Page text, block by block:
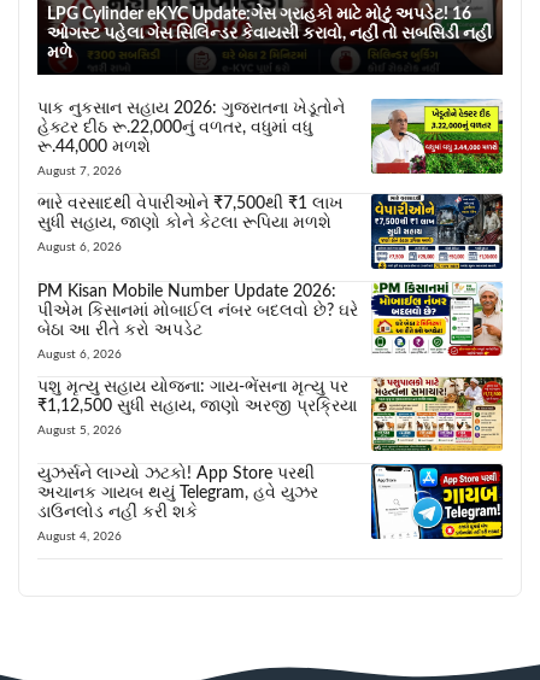
LPG Cylinder eKYC Update:ગેસ ગ્રાહકો માટે મોટું અપડેટ! 16
ઓગસ્ટ પહેલા ગેસ સિલિન્ડર કેવાયસી કરાવો, નહીં તો સબસિડી નહીં
મળે
પાક નુકસાન સહાય 2026: ગુજરાતના ખેડૂતોને
હેક્ટર દીઠ રૂ.22,000નું વળતર, વધુમાં વધુ
રૂ.44,000 મળશે
August 7, 2026
ભારે વરસાદથી વેપારીઓને ₹7,500થી ₹1 લાખ
સુધી સહાય, જાણો કોને કેટલા રૂપિયા મળશે
August 6, 2026
PM Kisan Mobile Number Update 2026:
પીએમ કિસાનમાં મોબાઈલ નંબર બદલવો છે? ઘરે
બેઠા આ રીતે કરો અપડેટ
August 6, 2026
પશુ મૃત્યુ સહાય યોજના: ગાય-ભેંસના મૃત્યુ પર
₹1,12,500 સુધી સહાય, જાણો અરજી પ્રક્રિયા
August 5, 2026
યુઝર્સને લાગ્યો ઝટકો! App Store પરથી
અચાનક ગાયબ થયું Telegram, હવે યુઝર
ડાઉનલોડ નહીં કરી શકે
August 4, 2026